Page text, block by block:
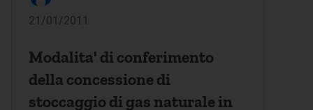
21/01/2011
Modalita' di conferimento
della concessione di
stoccaggio di gas naturale in